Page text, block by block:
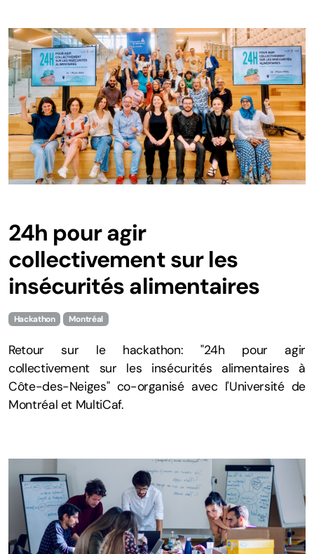
24h pour agir
collectivement sur les
insécurités alimentaires
Hackathon Montréal
Retour sur le hackathon: "24h pour agir
collectivement sur les insécurités alimentaires à
Côte-des-Neiges" co-organisé avec l'Université de
Montréal et MultiCaf.